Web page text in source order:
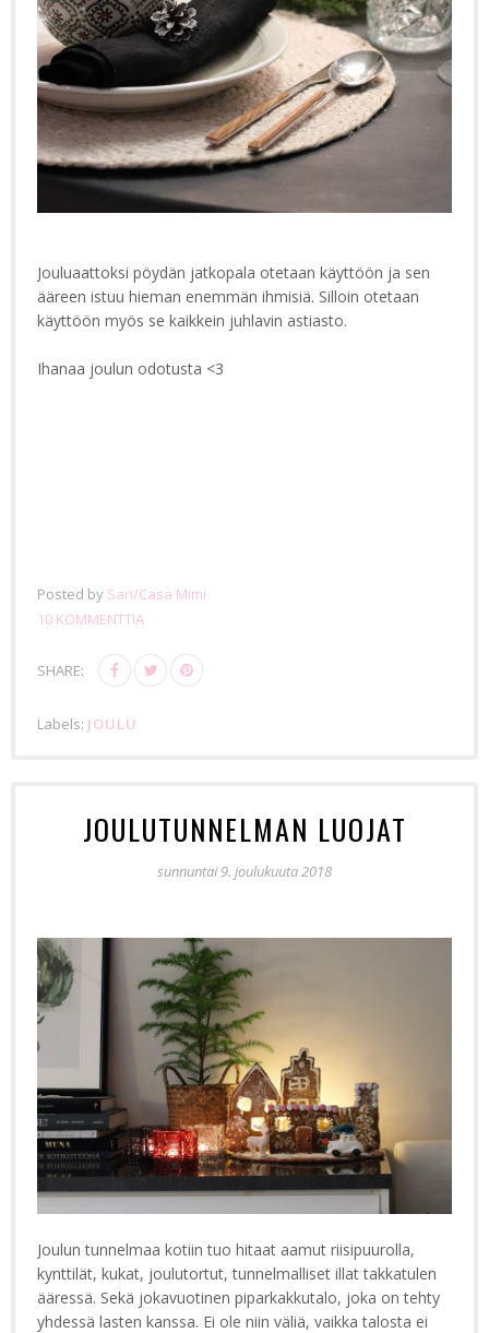
Jouluaattoksi pöydän jatkopala otetaan käyttöön ja sen
ääreen istuu hieman enemmän ihmisiä. Silloin otetaan
käyttöön myös se kaikkein juhlavin astiasto.
Ihanaa joulun odotusta <3
Posted by Sari/Casa Mimi
10 KOMMENTTIA
SHARE:
Labels: JOULU
JOULUTUNNELMAN LUOJAT
sunnuntai 9. joulukuuta 2018
Joulun tunnelmaa kotiin tuo hitaat aamut riisipuurolla,
kynttilät, kukat, joulutortut, tunnelmalliset illat takkatulen
ääressä. Sekä jokavuotinen piparkakkutalo, joka on tehty
yhdessä lasten kanssa. Ei ole niin väliä, vaikka talosta ei